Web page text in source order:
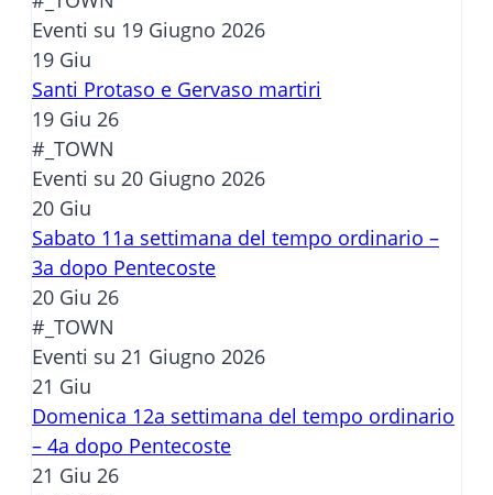
Eventi su 19 Giugno 2026
19 Giu
Santi Protaso e Gervaso martiri
19 Giu 26
#_TOWN
Eventi su 20 Giugno 2026
20 Giu
Sabato 11a settimana del tempo ordinario –
3a dopo Pentecoste
20 Giu 26
#_TOWN
Eventi su 21 Giugno 2026
21 Giu
Domenica 12a settimana del tempo ordinario
– 4a dopo Pentecoste
21 Giu 26